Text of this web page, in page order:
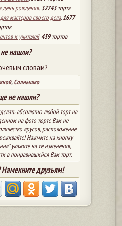
день рождения.32743торта
мастеров своего дела.1677
и учителей 439тортов
нашли?
словам?
,Солнышко
не нашли?
абсолютно любой торт на
на фото торте Вам не
ярусов, расположение
Нажмите на кнопку
укажите на те изменения,
в понравившийся Вам торт.
друзьям!